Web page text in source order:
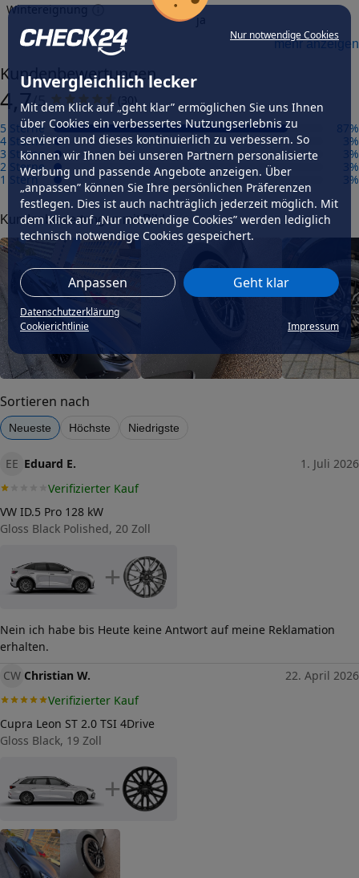
Nur notwendige Cookies
Unvergleichlich lecker
Mit dem Klick auf „geht klar” ermöglichen Sie uns Ihnen
über Cookies ein verbessertes Nutzungserlebnis zu
servieren und dieses kontinuierlich zu verbessern. So
können wir Ihnen bei unseren Partnern personalisierte
Werbung und passende Angebote anzeigen. Über
„anpassen” können Sie Ihre persönlichen Präferenzen
festlegen. Dies ist auch nachträglich jederzeit möglich. Mit
dem Klick auf „Nur notwendige Cookies” werden lediglich
technisch notwendige Cookies gespeichert.
Anpassen Geht klar
Datenschutzerklärung
Cookierichtlinie
Impressum
Wintereignung
ja
Herstellungsverfahren
Präzisionsgrad
Felgengutachten
Eintragungsfrei
-
Freigabe
-
Gutachten Link
-
Dimension
Breite (in Zoll)
Größe (in Zoll)
18
Einpresstiefe (in mm)
Lochkreis (Anzahl der Löcher)
Lochkreis-Durchmesser (in mm)
Mittenloch-Durchmesser (in
mm)
Traglast (in kg)
Allgemeine Produktsicherheit
(GPSR)
Herstellerkontakt
Germany,
mehr anzeigen
Kundenbewertungen
4,7/5
)
5 Sterne
87%
4 Sterne
3%
3 Sterne
3%
2 Sterne
3%
1 Stern
3%
Kundenbewertungen mit Bild
Sortieren nach
Neueste Höchste Niedrigste
EE Eduard E.
1. Juli 2026
Verifizierter Kauf
VW ID.5 Pro 128 kW
Gloss Black Polished, 20 Zoll
+
Nein ich habe bis Heute keine Antwort auf meine Reklamation
erhalten.
CW Christian W.
22. April 2026
Verifizierter Kauf
Cupra Leon ST 2.0 TSI 4Drive
Gloss Black, 19 Zoll
+